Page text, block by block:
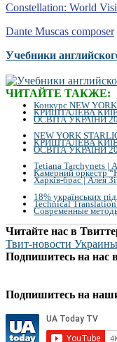
Constellation: World
Dante Muscas composer
Учебники
ЧИТАЙТЕ ТАКЖЕ:
Конкурс NEW
КРИШТАЛЕВА
ОСВІТА УКРАЇНИ
NEW YORK
КРИШТАЛЕВА
ОСВІТА УКРАЇНИ
Tetiana Tarchynets |
Камерний оркестр
Харків-брас | Алея
18% українських
Technical
Современные
Читайте нас в
Твит-новости
Подпишитесь на нас
Подпишитесь на